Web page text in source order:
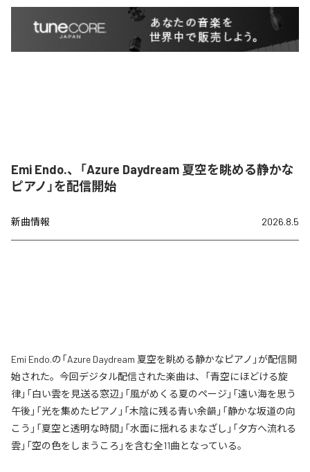
Emi Endo.、「Azure Daydream 夏空を眺める静かな
ピアノ」を配信開始
新曲情報 2026.8.5
Emi Endo.の「Azure Daydream 夏空を眺める静かなピアノ」が配信開
始された。今回デジタル配信された楽曲は、「青空にほどける旋
律」「白い雲を見送る窓辺」「風がめくる夏のページ」「遠い海を思う
午後」「光を集めたピアノ」「木陰に残る青い余韻」「静かな坂道の向
こう」「夏空と透明な時間」「水面に揺れるまなざし」「夕方へ流れる
雲」「空の色をしまうころ」を含む全11曲となっている。